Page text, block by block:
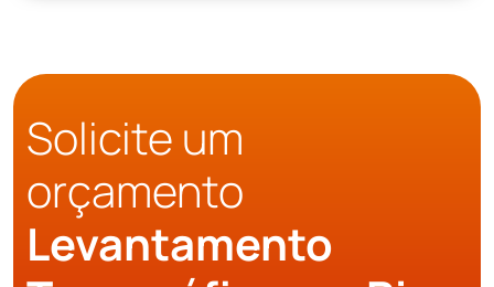
Solicite um
orçamento
Levantamento